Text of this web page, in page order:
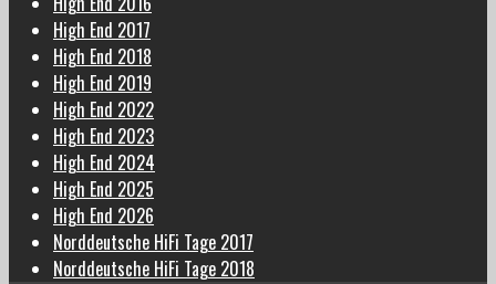
High End 2017
High End 2018
High End 2019
High End 2022
High End 2023
High End 2024
High End 2025
High End 2026
Norddeutsche HiFi Tage 2017
Norddeutsche HiFi Tage 2018